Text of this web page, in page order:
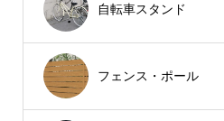
自転車スタンド
フェンス・ポール